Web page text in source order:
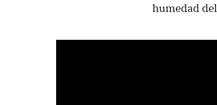
humedad